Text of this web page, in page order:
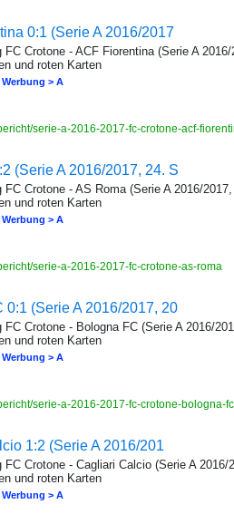
0:1 (Serie A 2016/2017
Crotone - ACF Fiorentina (Serie A
und roten Karten
> A
serie-a-2016-2017-fc-crotone-acf-
(Serie A 2016/2017, 24. S
Crotone - AS Roma (Serie A 2016/
und roten Karten
> A
serie-a-2016-2017-fc-crotone-as-roma
0:1 (Serie A 2016/2017, 20
Crotone - Bologna FC (Serie A 2016/
und roten Karten
> A
serie-a-2016-2017-fc-crotone-bologna-
1:2 (Serie A 2016/201
Crotone - Cagliari Calcio (Serie A
und roten Karten
> A